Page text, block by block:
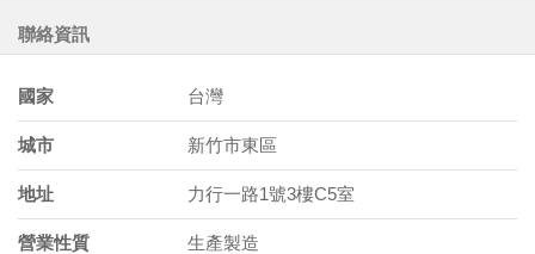
聯絡資訊
國家 台灣
城市 新竹市東區
地址 力行一路1號3樓C5室
營業性質 生產製造